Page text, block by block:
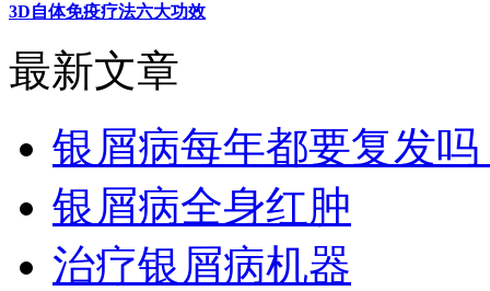
3D自体免疫疗法六大功效
最新文章
银屑病每年都要复发吗
银屑病全身红肿
治疗银屑病机器